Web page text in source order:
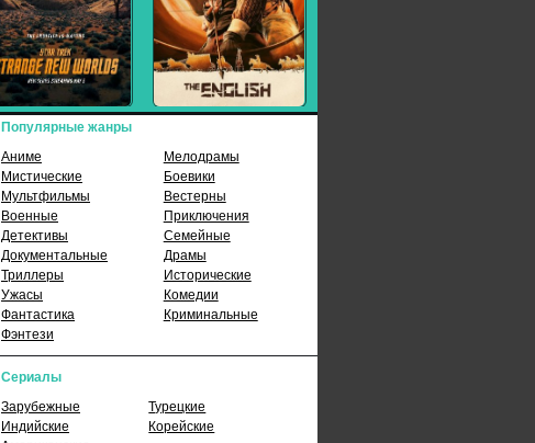
Популярные жанры
Аниме
Мелодрамы
Мистические
Боевики
Мультфильмы
Вестерны
Военные
Приключения
Детективы
Семейные
Документальные
Драмы
Триллеры
Исторические
Ужасы
Комедии
Фантастика
Криминальные
Фэнтези
Сериалы
Зарубежные
Турецкие
Индийские
Корейские